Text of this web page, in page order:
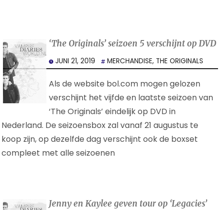
‘The Originals’ seizoen 5 verschijnt op DVD
JUNI 21, 2019 MERCHANDISE, THE ORIGINALS
Als de website bol.com mogen gelozen
verschijnt het vijfde en laatste seizoen van
‘The Originals’ eindelijk op DVD in
Nederland. De seizoensbox zal vanaf 21 augustus te
koop zijn, op dezelfde dag verschijnt ook de boxset
compleet met alle seizoenen
Jenny en Kaylee geven tour op ‘Legacies’